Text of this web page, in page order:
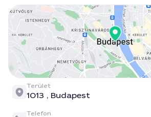
Terület
1013 , Budapest
Telefon